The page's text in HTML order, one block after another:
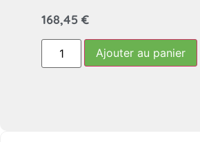
168,45 €
Ajouter au panier